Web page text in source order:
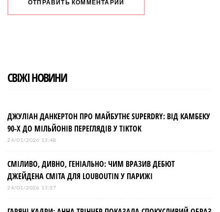
СВІЖІ НОВИНИ
ДЖУЛІАН ДАНКЕРТОН ПРО МАЙБУТНЄ SUPERDRY: ВІД КАМБЕКУ
90-Х ДО МІЛЬЙОНІВ ПЕРЕГЛЯДІВ У TIKTOK
24/01/2026 13:48
СМІЛИВО, ДИВНО, ГЕНІАЛЬНО: ЧИМ ВРАЗИВ ДЕБЮТ
ДЖЕЙДЕНА СМІТА ДЛЯ LOUBOUTIN У ПАРИЖІ
24/01/2026 13:37